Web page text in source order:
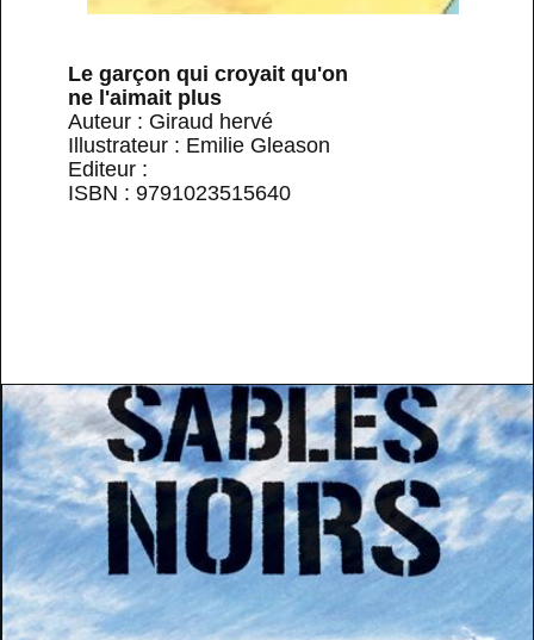
Le garçon qui croyait qu'on
ne l'aimait plus
Auteur : Giraud hervé
Illustrateur : Emilie Gleason
Editeur :
ISBN : 9791023515640